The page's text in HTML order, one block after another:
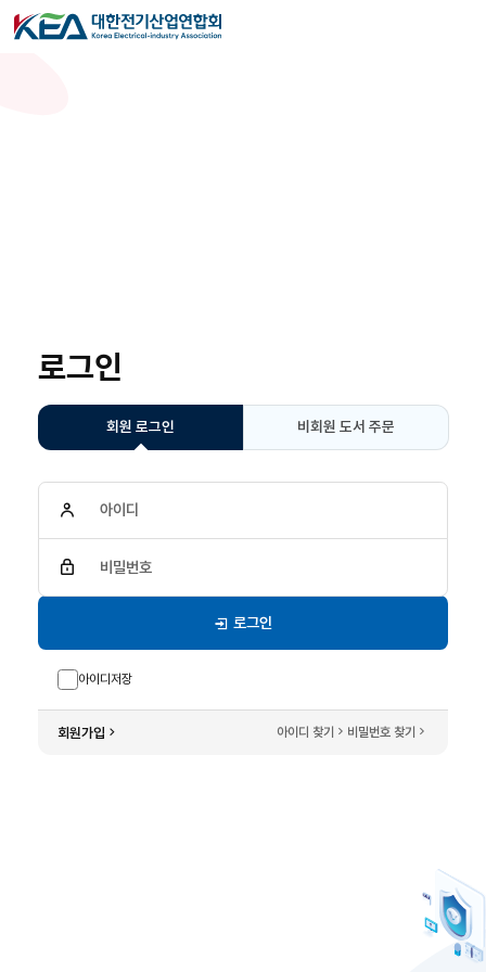
로그인
회원 로그인 비회원 도서 주문
아이디
비밀번호
로그인
아이디저장
회원가입 아이디 찾기 비밀번호 찾기